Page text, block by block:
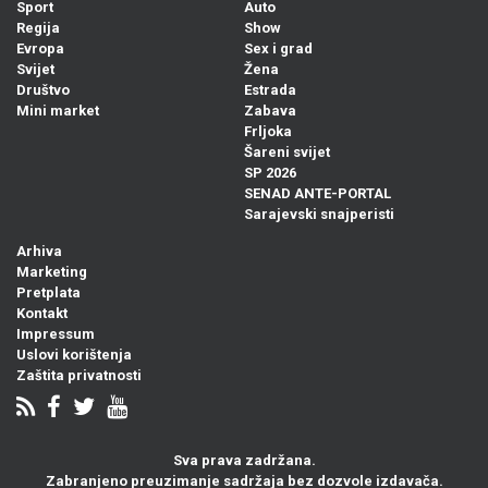
Sport
Regija
Evropa
Svijet
Društvo
Mini market
Auto
Show
Sex i grad
Žena
Estrada
Zabava
Frljoka
Šareni svijet
SP 2026
SENAD ANTE-PORTAL
Sarajevski snajperisti
Arhiva
Marketing
Pretplata
Kontakt
Impressum
Uslovi korištenja
Zaštita privatnosti
Sva prava zadržana.
Zabranjeno preuzimanje sadržaja bez dozvole izdavača.